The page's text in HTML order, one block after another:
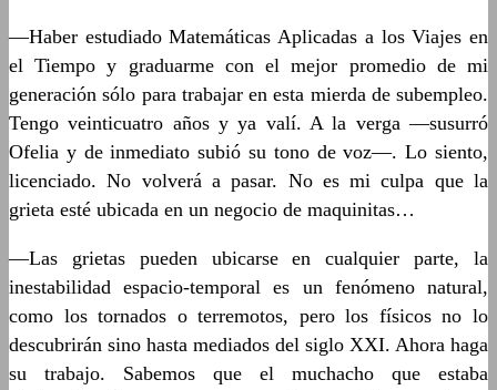
—Haber estudiado Matemáticas Aplicadas a los Viajes en
el Tiempo y graduarme con el mejor promedio de mi
generación sólo para trabajar en esta mierda de subempleo.
Tengo veinticuatro años y ya valí. A la verga —susurró
Ofelia y de inmediato subió su tono de voz—. Lo siento,
licenciado. No volverá a pasar. No es mi culpa que la
grieta esté ubicada en un negocio de maquinitas…
—Las grietas pueden ubicarse en cualquier parte, la
inestabilidad espacio-temporal es un fenómeno natural,
como los tornados o terremotos, pero los físicos no lo
descubrirán sino hasta mediados del siglo XXI. Ahora haga
su trabajo. Sabemos que el muchacho que estaba